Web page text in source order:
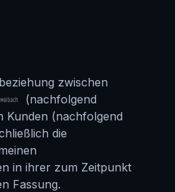
zwischen
(nachfolgend
Kunden (nachfolgend
die
in ihrer zum Zeitpunkt
Fassung.